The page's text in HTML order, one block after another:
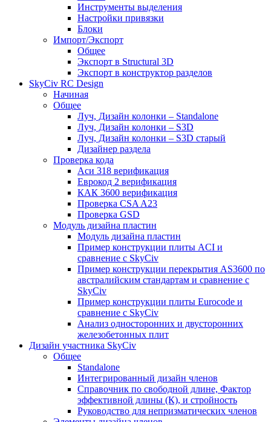
Инструменты выделения
Настройки привязки
Блоки
Импорт/Экспорт
Общее
Экспорт в Structural 3D
Экспорт в конструктор разделов
SkyCiv RC Design
Начиная
Общее
Луч, Дизайн колонки – Standalone
Луч, Дизайн колонки – S3D
Луч, Дизайн колонки – S3D старый
Дизайнер раздела
Проверка кода
Аси 318 верификация
Еврокод 2 верификация
КАК 3600 верификация
Проверка CSA A23
Проверка GSD
Модуль дизайна пластин
Модуль дизайна пластин
Пример конструкции плиты ACI и
сравнение с SkyCiv
Пример конструкции перекрытия AS3600 по
австралийским стандартам и сравнение с
SkyCiv
Пример конструкции плиты Eurocode и
сравнение с SkyCiv
Анализ односторонних и двусторонних
железобетонных плит
Дизайн участника SkyCiv
Общее
Standalone
Интегрированный дизайн членов
Справочник по свободной длине, Фактор
эффективной длины (К), и стройность
Руководство для непризматических членов